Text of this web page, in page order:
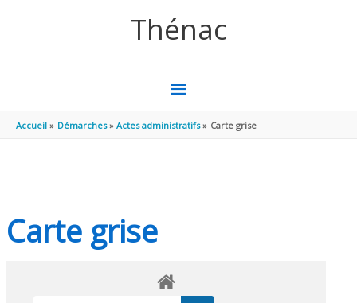
Thénac
MENU
PRINCIPAL
Accueil Démarches Actes administratifs Carte grise
Carte grise